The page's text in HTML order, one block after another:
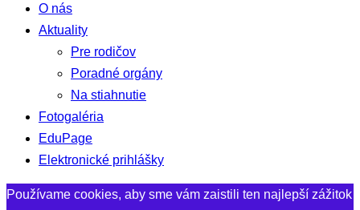
O nás
Aktuality
Pre rodičov
Poradné orgány
Na stiahnutie
Fotogaléria
EduPage
Elektronické prihlášky
Používame cookies, aby sme vám zaistili ten najlepší zážitok